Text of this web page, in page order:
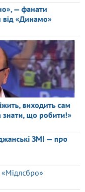
— фанати
від «Динамо»
виходить сам
знати, що робити!»
ЗМІ — про